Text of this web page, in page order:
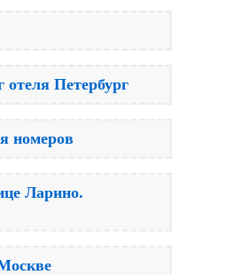
Петербург
номеров
Ларино.